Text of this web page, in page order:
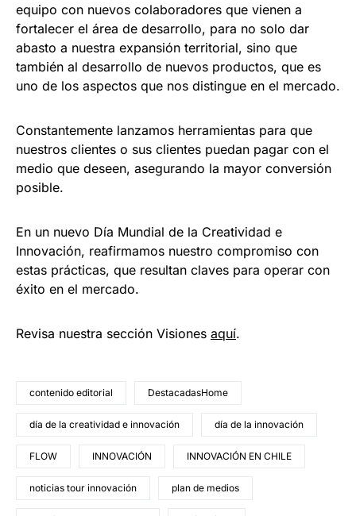
equipo con nuevos colaboradores que vienen a
fortalecer el área de desarrollo, para no solo dar
abasto a nuestra expansión territorial, sino que
también al desarrollo de nuevos productos, que es
uno de los aspectos que nos distingue en el mercado.
Constantemente lanzamos herramientas para que
nuestros clientes o sus clientes puedan pagar con el
medio que deseen, asegurando la mayor conversión
posible.
En un nuevo Día Mundial de la Creatividad e
Innovación, reafirmamos nuestro compromiso con
estas prácticas, que resultan claves para operar con
éxito en el mercado.
Revisa nuestra sección Visiones aquí.
contenido editorial DestacadasHome
día de la creatividad e innovación día de la innovación
FLOW INNOVACIÓN INNOVACIÓN EN CHILE
noticias tour innovación plan de medios